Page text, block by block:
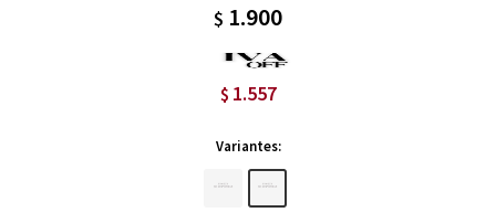
$ 1.900
$ 1.557
Variantes: